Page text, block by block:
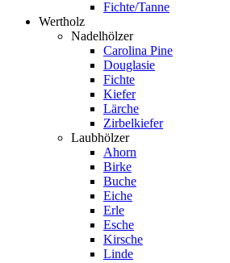
Fichte/Tanne
Wertholz
Nadelhölzer
Carolina Pine
Douglasie
Fichte
Kiefer
Lärche
Zirbelkiefer
Laubhölzer
Ahorn
Birke
Buche
Eiche
Erle
Esche
Kirsche
Linde